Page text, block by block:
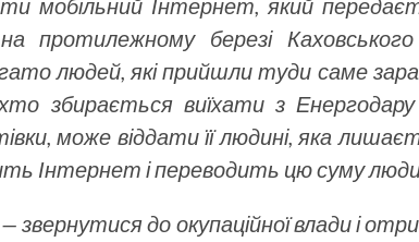
мобільний Інтернет, який
протилежному березі
людей, які прийшли туди саме
збирається виїхати з
може віддати її людині, яка
Інтернет і переводить цю суму
звернутися до окупаційної влади і